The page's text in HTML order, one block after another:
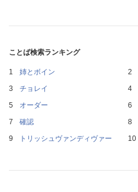
ことば検索ランキング
姉とボイン
チョレイ
オーダー
確認
トリッシュヴァンディヴァー